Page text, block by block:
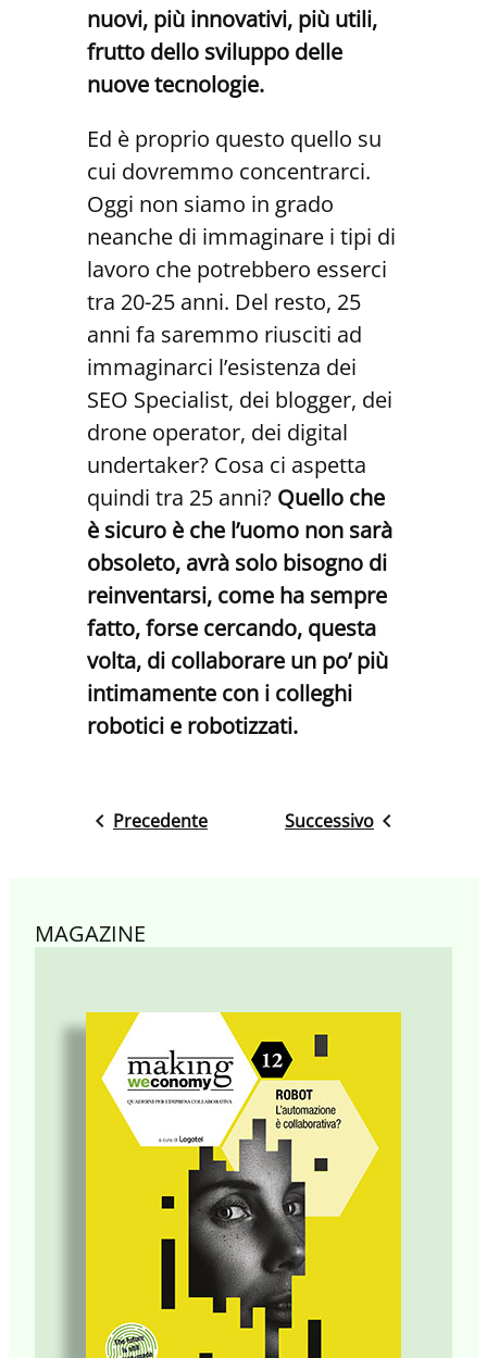
nuovi, più innovativi, più utili,
frutto dello sviluppo delle
nuove tecnologie.
Ed è proprio questo quello su
cui dovremmo concentrarci.
Oggi non siamo in grado
neanche di immaginare i tipi di
lavoro che potrebbero esserci
tra 20-25 anni. Del resto, 25
anni fa saremmo riusciti ad
immaginarci l’esistenza dei
SEO Specialist, dei blogger, dei
drone operator, dei digital
undertaker? Cosa ci aspetta
quindi tra 25 anni? Quello che
è sicuro è che l’uomo non sarà
obsoleto, avrà solo bisogno di
reinventarsi, come ha sempre
fatto, forse cercando, questa
volta, di collaborare un po’ più
intimamente con i colleghi
robotici e robotizzati.
Precedente Successivo
MAGAZINE